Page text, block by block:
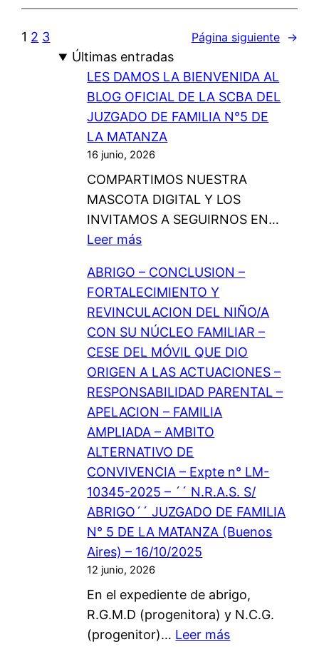
1 2 3 Página siguiente →
Últimas entradas
LES DAMOS LA BIENVENIDA AL
BLOG OFICIAL DE LA SCBA DEL
JUZGADO DE FAMILIA N°5 DE
LA MATANZA
16 junio, 2026
COMPARTIMOS NUESTRA
MASCOTA DIGITAL Y LOS
INVITAMOS A SEGUIRNOS EN…
Leer más:
E
S
D
A
M
O
S
L
A
B
I
E
N
V
E
N
I
D
A
ABRIGO – CONCLUSION –
FORTALECIMIENTO Y
REVINCULACION DEL NIÑO/A
CON SU NÚCLEO FAMILIAR –
CESE DEL MÓVIL QUE DIO
ORIGEN A LAS ACTUACIONES –
RESPONSABILIDAD PARENTAL –
APELACION – FAMILIA
AMPLIADA – AMBITO
ALTERNATIVO DE
CONVIVENCIA – Expte n° LM-
10345-2025 – ´´ N.R.A.S. S/
ABRIGO´´ JUZGADO DE FAMILIA
N° 5 DE LA MATANZA (Buenos
Aires) – 16/10/2025
12 junio, 2026
En el expediente de abrigo,
R.G.M.D (progenitora) y N.C.G.
(progenitor)… Leer más: